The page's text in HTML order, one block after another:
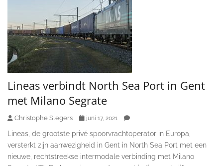
Lineas verbindt North Sea Port in Gent
met Milano Segrate
Christophe Slegers juni 17, 2021
Lineas, de grootste privé spoorvrachtoperator in Europa,
versterkt zijn aanwezigheid in Gent in North Sea Port met een
nieuwe, rechtstreekse intermodale verbinding met Milano